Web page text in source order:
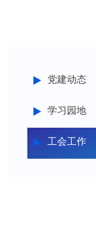
党建动态
学习园地
工会工作